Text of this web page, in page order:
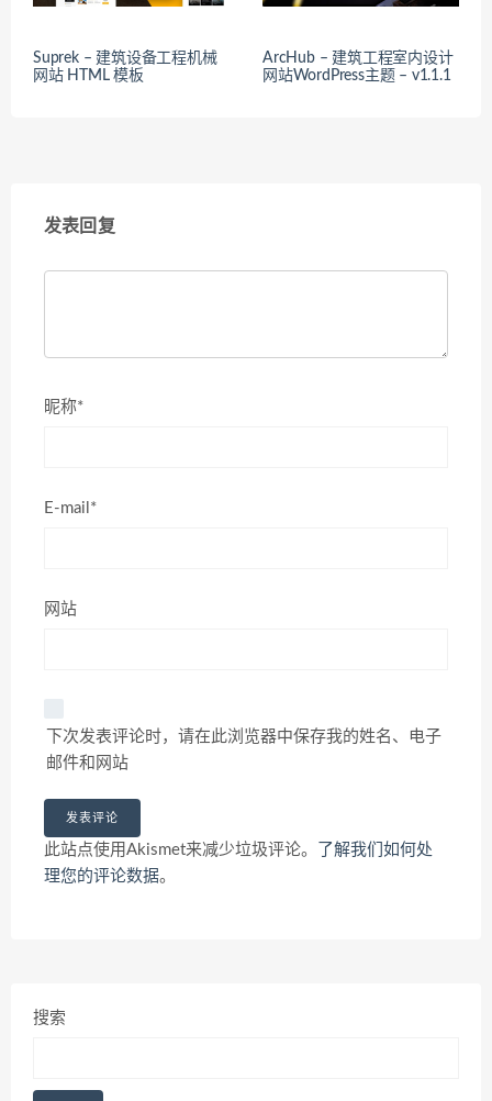
Suprek – 建筑设备工程机械
网站 HTML 模板
ArcHub – 建筑工程室内设计
网站WordPress主题 – v1.1.1
发表回复
昵称*
E-mail*
网站
下次发表评论时，请在此浏览器中保存我的姓名、电子
邮件和网站
此站点使用Akismet来减少垃圾评论。
了解我们如何处
理您的评论数据。
搜索